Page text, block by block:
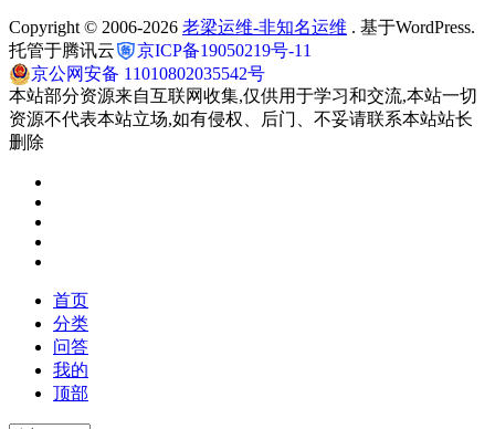
Copyright © 2006-2026 老梁运维-非知名运维 . 基于WordPress.
托管于腾讯云
京ICP备19050219号-11
京公网安备 11010802035542号
本站部分资源来自互联网收集,仅供用于学习和交流,本站一切
资源不代表本站立场,如有侵权、后门、不妥请联系本站站长
删除
首页
分类
问答
我的
顶部